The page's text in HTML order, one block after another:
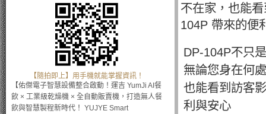
不在家，也能
104P 帶來的便
DP-104P不只
無論您身在何
也能看到訪客
利與安心
【隨拍即上】用手機就能掌握資訊！
【佑傑電子智慧設備整合啟動！運吉 YumJi AI餐
飲 × 工業級乾燥機 × 全自動販賣機，打造無人餐
飲與智慧製程新時代！ YUJYE Smart